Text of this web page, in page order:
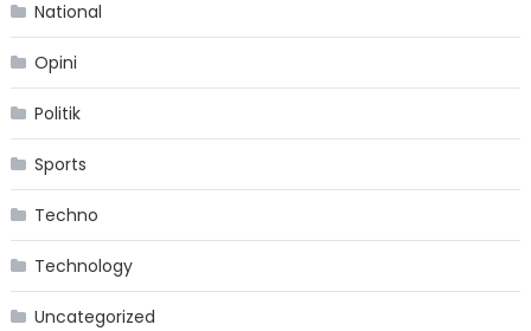
National
Opini
Politik
Sports
Techno
Technology
Uncategorized